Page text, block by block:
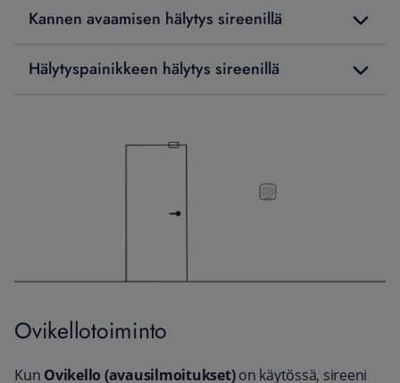
Kannen avaamisen hälytys sireenillä
Hälytyspainikkeen hälytys sireenillä
Ovikellotoiminto
Kun Ovikello (avausilmoitukset)on käytössä, sireeni